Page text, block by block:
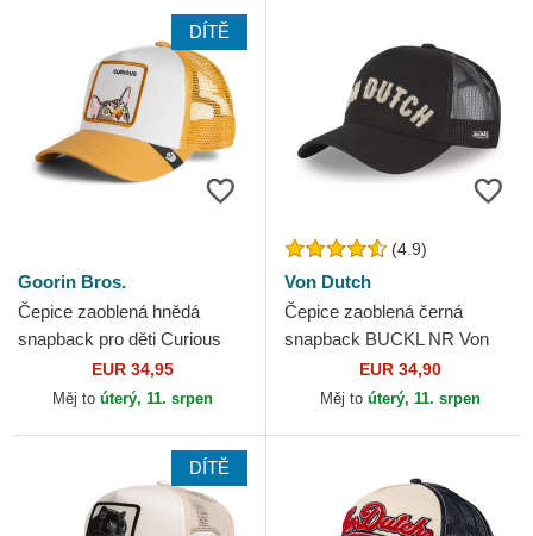
DÍTĚ
Goorin Bros.
Čepice zaoblená hnědá
snapback pro děti Curious
Cat Mini The Farm Goorin
Bros.
EUR 34,95
Měj to úterý, 11. srpen
(4.9)
Von Dutch
Čepice zaoblená černá
snapback BUCKL NR Von
EUR 34,90
Měj to úterý, 11. srpen
DÍTĚ